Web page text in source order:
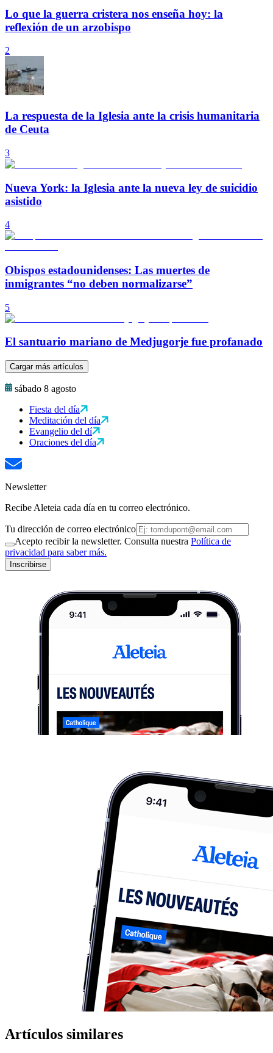
Lo que la guerra cristera nos enseña hoy: la
reflexión de un arzobispo
2
La respuesta de la Iglesia ante la crisis humanitaria
de Ceuta
3
Nueva York: la Iglesia ante la nueva ley de suicidio
asistido
4
Obispos estadounidenses: Las muertes de
inmigrantes “no deben normalizarse”
5
El santuario mariano de Medjugorje fue profanado
Cargar más artículos
sábado 8 agosto
Fiesta del día
Meditación del día
Evangelio del dí
Oraciones del día
Newsletter
Recibe Aleteia cada día en tu correo electrónico.
Tu dirección de correo electrónico
Acepto recibir la newsletter. Consulta nuestra Política de
privacidad para saber más.
Inscribirse
Artículos similares